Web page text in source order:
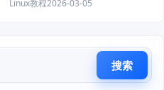
Linux教程2026-03-05
搜索